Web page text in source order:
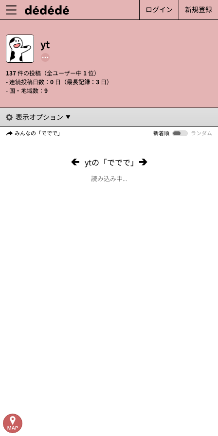
新規登録
ログイン
yt
137件の投稿（全ユーザー中 1位）
- 連続投稿日数： 0 日（最長記録： 3 日）
- 国・地域数： 9
表示オプション
みんなの「ででで」 新着順 ランダム
ytの「ででで」
読み込み中...